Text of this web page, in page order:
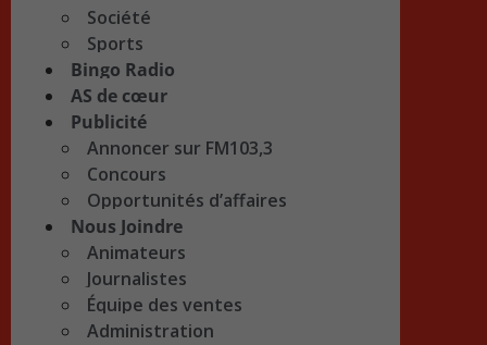
Société
Sports
Bingo Radio
AS de cœur
Publicité
Annoncer sur FM103,3
Concours
Opportunités d’affaires
Nous Joindre
Animateurs
Journalistes
Équipe des ventes
Administration